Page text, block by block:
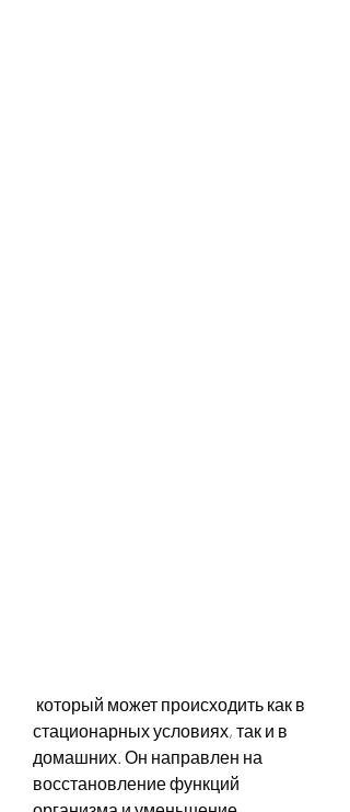
стационарных условиях, так и в
домашних. Он направлен на
восстановление функций